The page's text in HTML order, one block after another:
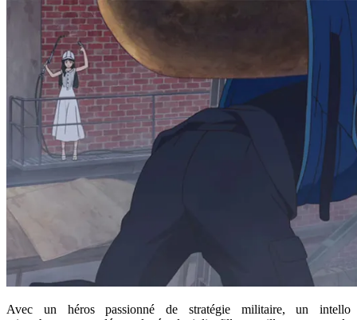
Avec un héros passionné de stratégie militaire, un intello